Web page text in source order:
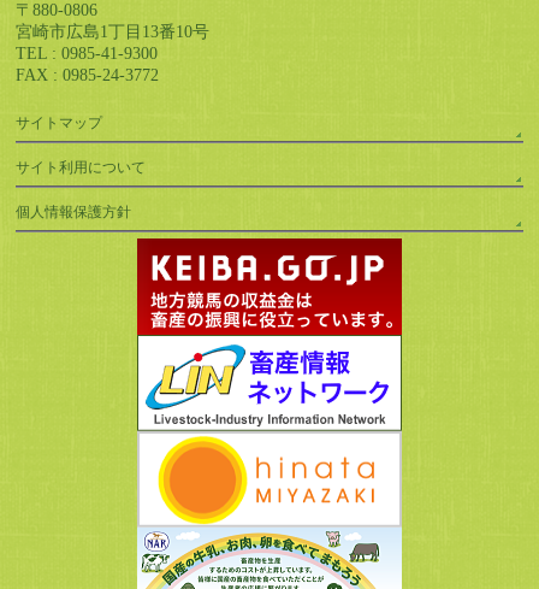
〒880-0806
宮崎市広島1丁目13番10号
TEL : 0985-41-9300
FAX : 0985-24-3772
サイトマップ
サイト利用について
個人情報保護方針